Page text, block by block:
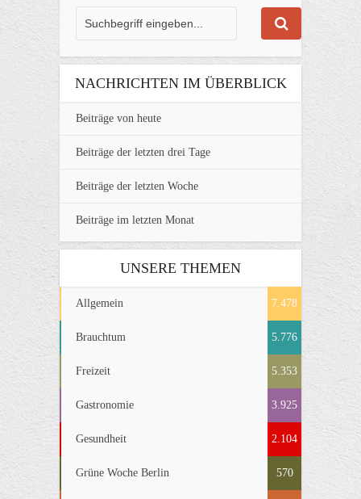
NACHRICHTEN IM ÜBERBLICK
Beiträge von heute
Beiträge der letzten drei Tage
Beiträge der letzten Woche
Beiträge im letzten Monat
UNSERE THEMEN
Allgemein 7.478
Brauchtum 5.776
Freizeit 5.353
Gastronomie 3.925
Gesundheit 2.104
Grüne Woche Berlin 570